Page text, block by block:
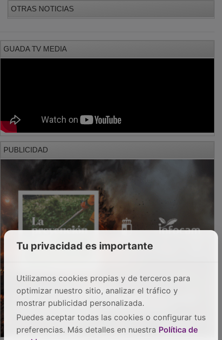
OTRAS NOTICIAS
GUADA TV MEDIA
PUBLICIDAD
Tu privacidad es importante
Utilizamos cookies propias y de terceros para
optimizar nuestro sitio, analizar el tráfico y
mostrar publicidad personalizada.
Puedes aceptar todas las cookies o configurar tus
preferencias. Más detalles en nuestra Política de